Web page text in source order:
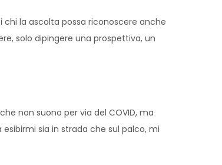
chi la ascolta possa riconoscere anche
solo dipingere una prospettiva, un
non suono per via del COVID, ma
sia in strada che sul palco, mi